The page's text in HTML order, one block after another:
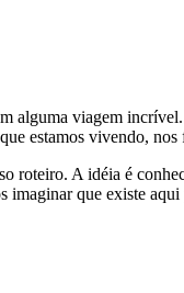
alguma viagem
estamos vivendo,
roteiro. A idéia é
imaginar que existe